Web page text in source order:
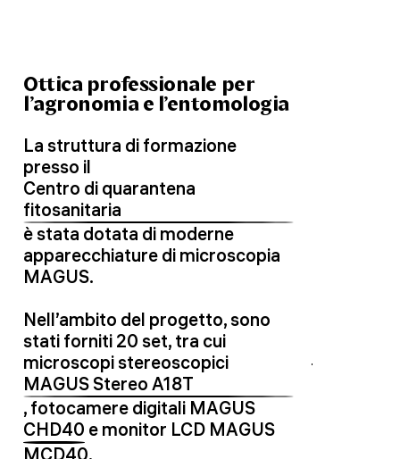
Ottica professionale per
l’agronomia e l’entomologia
La struttura di formazione
presso il
Centro di quarantena
fitosanitaria
è stata dotata di moderne
apparecchiature di microscopia
MAGUS.
Nell’ambito del progetto, sono
stati forniti 20 set, tra cui
microscopi stereoscopici
MAGUS Stereo A18T
, fotocamere digitali MAGUS
CHD40 e monitor LCD MAGUS
MCD40.